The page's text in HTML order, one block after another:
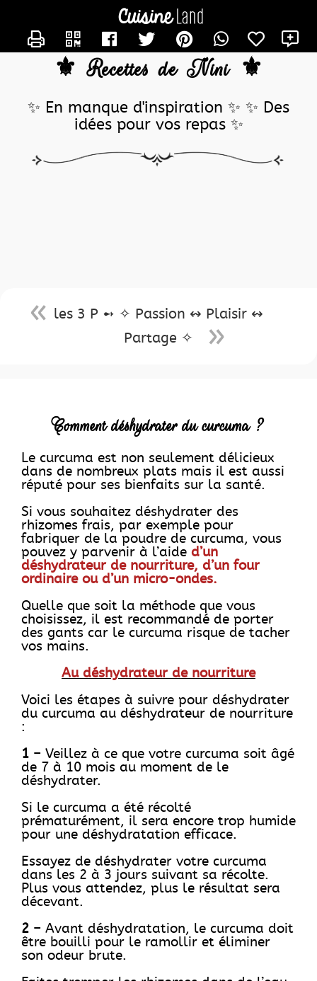
⚜️ Recettes de Nini ⚜️
✨ En manque d'inspiration ✨ ✨ Des
idées pour vos repas ✨
les 3 P ➻ ✧ Passion ↭ Plaisir ↭
Partage ✧
Comment déshydrater du curcuma ?
Le curcuma est non seulement délicieux
dans de nombreux plats mais il est aussi
réputé pour ses bienfaits sur la santé.
Si vous souhaitez déshydrater des
rhizomes frais, par exemple pour
fabriquer de la poudre de curcuma, vous
pouvez y parvenir à l’aide d’un
déshydrateur de nourriture, d’un four
ordinaire ou d’un micro-ondes.
Quelle que soit la méthode que vous
choisissez, il est recommandé de porter
des gants car le curcuma risque de tacher
vos mains.
Au déshydrateur de nourriture
Voici les étapes à suivre pour déshydrater
du curcuma au déshydrateur de nourriture
:
1 – Veillez à ce que votre curcuma soit âgé
de 7 à 10 mois au moment de le
déshydrater.
Si le curcuma a été récolté
prématurément, il sera encore trop humide
pour une déshydratation efficace.
Essayez de déshydrater votre curcuma
dans les 2 à 3 jours suivant sa récolte.
Plus vous attendez, plus le résultat sera
décevant.
2 – Avant déshydratation, le curcuma doit
être bouilli pour le ramollir et éliminer
son odeur brute.
CONTACTER NINICM